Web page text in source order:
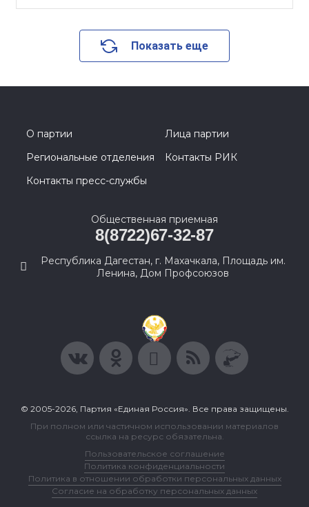
Показать еще
О партии
Лица партии
Региональные отделения
Контакты РИК
Контакты пресс-службы
Общественная приемная
8(8722)67-32-87
Республика Дагестан, г. Махачкала, Площадь им.
Ленина, Дом Профсоюзов
© 2005-2026, Партия «Единая Россия». Все права защищены.
При полном или частичном использовании материалов
ссылка на ресурс обязательна.
Пользовательское соглашение
Политика конфиденциальности
Политика в отношении обработки персональных данных
Согласие на обработку персональных данных